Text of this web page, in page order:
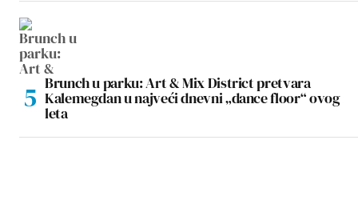
Brunch u parku: Art & Mix District pretvara
Kalemegdan u najveći dnevni „dance floor“ ovog
leta